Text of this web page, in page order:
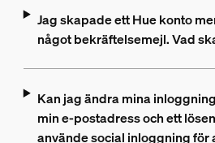
Jag skapade ett Hue konto
något bekräftelsemejl. Vad
Kan jag ändra mina
min e-postadress och ett
använde social inloggning för